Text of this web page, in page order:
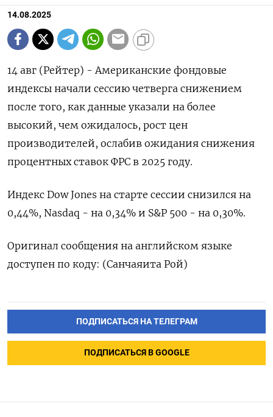
14.08.2025
14 авг (Рейтер) - Американские фондовые
индексы начали сессию четверга снижением
после того, как данные указали на более
высокий, чем ожидалось, рост цен
производителей, ослабив ожидания снижения
процентных ставок ФРС в 2025 году.
Индекс Dow Jones на старте сессии снизился на
0,44%, Nasdaq - на 0,34% и S&P 500 - на 0,30%.
Оригинал сообщения на английском языке
доступен по коду: (Санчаяита Рой)
ПОДПИСАТЬСЯ НА ТЕЛЕГРАМ
ПОДПИСАТЬСЯ В GOOGLE